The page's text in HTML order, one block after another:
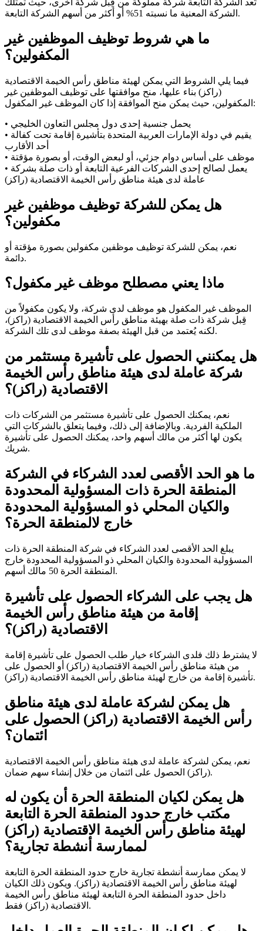
الشركة المعنية ما نسبته 51% أو أكثر من أسهم الشركة التابعة.
ما هي شروط توظيف الموظفين غير
المكفولين؟
فيما يلي الشروط التي يمكن لهيئة مناطق رأس الخيمة الاقتصادية
(راكز) بناء عليها، منح موافقتها على توظيف الموظفين غير
المكفولين، حيث يمكن منح الموافقة إذا كان الموظف غير المكفول:
• يحمل جنسية إحدى دول مجلس التعاون الخليجي
• يقيم في دولة الإمارات العربية المتحدة بتأشيرة إقامة تحت كفالة
أحد الأقارب
• موظف على أساس دوام جزئي، أو لبعض الوقت، أو بصورة مؤقتة
• يعمل لصالح إحدى الشركات الفرعية التابعة أو ذات صلة بشركة
عاملة لدى هيئة مناطق رأس الخيمة الاقتصادية (راكز)
هل يمكن للشركة توظيف موظفين غير
مكفولين؟
نعم، يمكن للشركة توظيف موظفين مكفولين بصورة مؤقتة أو
دائمة.
ماذا يعني مصطلح موظف غير مكفول؟
الموظف غير المكفول هو موظف لدى شركة، ولا يكون مكفولاً من
قِبل شركة ذات صلة بهيئة مناطق رأس الخيمة الاقتصادية (راكز)،
لكنه يُعتمد من قبل الهيئة بصفة موظف لدى تلك الشركة.
هل يمكنني الحصول على تأشيرة مستثمر من
شركة عاملة لدى هيئة مناطق رأس الخيمة
الاقتصادية (راكز)؟
نعم، يمكنك الحصول على تأشيرة مستثمر من الشركات ذات
الملكية الفردية. وبالإضافة إلى ذلك، وفيما يتعلق بالشركات التي
يكون لها أكثر من مالك أسهم واحد، يمكنك الحصول على تأشيرة
شريك.
ما هو الحد الأقصى لعدد الشركاء في الشركة
المنطقة الحرة ذات المسؤولية المحدودة
والكيان المحلي ذو المسؤولية المحدودة
خارج لالمنطقة الحرة؟
يبلغ الحد الأقصى لعدد الشركاء في شركة المنطقة الحرة ذات
المسؤولية المحدودة والكيان المحلي ذو المسؤولية المحدودة خارج
المنطقة الحرة 50 مالك أسهم.
هل يجب على الشركاء الحصول على تأشيرة
إقامة من هيئة مناطق رأس الخيمة
الاقتصادية (راكز)؟
لا يشترط ذلك فلدى الشركاء خيار طلب الحصول على تأشيرة إقامة
من هيئة مناطق رأس الخيمة الاقتصادية (راكز) أو الحصول على
تأشيرة إقامة من خارج لهيئة مناطق رأس الخيمة الاقتصادية (راكز).
هل يمكن لشركة عاملة لدى هيئة مناطق
رأس الخيمة الاقتصادية (راكز) الحصول على
ائتمان؟
نعم، يمكن لشركة عاملة لدى هيئة مناطق رأس الخيمة الاقتصادية
(راكز) الحصول على ائتمان من خلال إنشاء سهم ضمان.
هل يمكن لكيان المنطقة الحرة أن يكون له
مكتب خارج حدود المنطقة الحرة التابعة
لهيئة مناطق رأس الخيمة الاقتصادية (راكز)
لممارسة أنشطة تجارية؟
لا يمكن ممارسة أنشطة تجارية خارج حدود المنطقة الحرة التابعة
لهيئة مناطق رأس الخيمة الاقتصادية (راكز). ويكون ذلك الكيان
داخل حدود المنطقة الحرة التابعة لهيئة مناطق رأس الخيمة
الاقتصادية (راكز) فقط.